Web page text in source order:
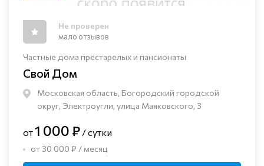
Частные дома престарелых и пансионаты
Свой Дом
Московская область, Богородский городской
округ, Электроугли, улица Маяковского, 3
Не проверен
мало отзывов
от1 000 ₽ / сутки
от 30 000 ₽ / месяц